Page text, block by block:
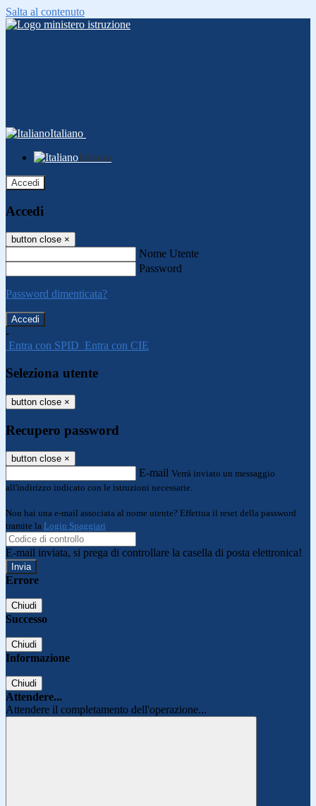
Salta al contenuto
Italiano
Italiano
Accedi
Accedi
button close ×
Nome Utente
Password
Password dimenticata?
-
Entra con SPID Entra con CIE
Seleziona utente
button close ×
Recupero password
button close ×
E-mail Verrà inviato un messaggio
all'indirizzo indicato con le istruzioni necessarie.
Non hai una e-mail associata al nome utente? Effettua il reset della password
tramite la Login Spaggiari
E-mail inviata, si prega di controllare la casella di posta elettronica!
Errore
Chiudi
Successo
Chiudi
Informazione
Chiudi
Attendere...
Attendere il completamento dell'operazione...